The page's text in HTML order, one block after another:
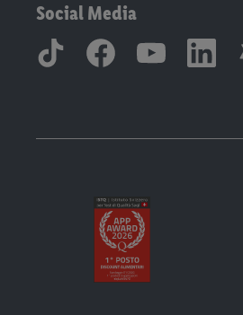
Social Media